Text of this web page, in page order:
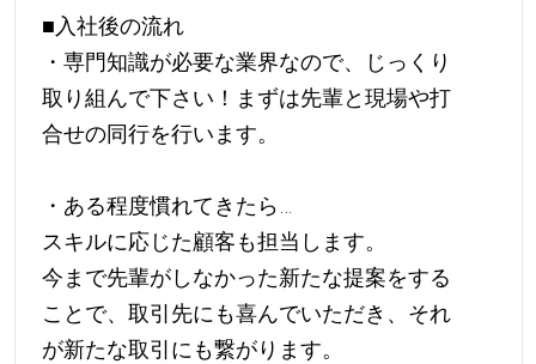
■入社後の流れ
・専門知識が必要な業界なので、じっくり
取り組んで下さい！まずは先輩と現場や打
合せの同行を行います。
・ある程度慣れてきたら…
スキルに応じた顧客も担当します。
今まで先輩がしなかった新たな提案をする
ことで、取引先にも喜んでいただき、それ
が新たな取引にも繋がります。